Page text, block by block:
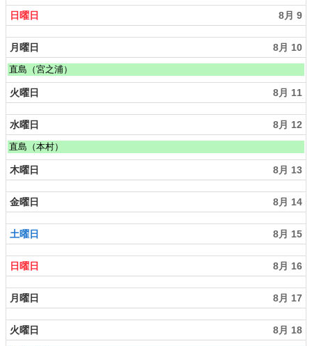
2
0
2
6
月
7
t
h
2
0
2
6
日曜日 8月 9
月曜日 8月 10
月
曜
日,
8
月
1
0
t
h
2
0
2
6
直島（宮之浦）
火曜日 8月 11
水曜日 8月 12
水
曜
日,
8
月
1
2
t
h
2
0
2
直島（本村）
木曜日 8月 13
金曜日 8月 14
土曜日 8月 15
日曜日 8月 16
月曜日 8月 17
火曜日 8月 18